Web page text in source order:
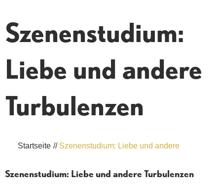
Szenenstudium:
Liebe und andere
Turbulenzen
Startseite // Szenenstudium: Liebe und andere
Szenenstudium: Liebe und andere Turbulenzen